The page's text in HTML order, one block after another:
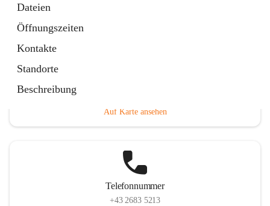
Dateien
Öffnungszeiten
Kontakte
Standorte
Beschreibung
Auf Karte ansehen
Telefonnummer
+43 2683 5213